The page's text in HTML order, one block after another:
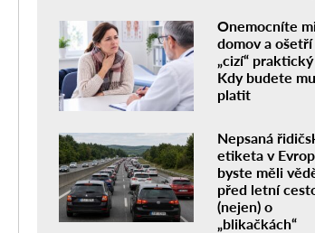
Onemocníte
domov a ošetří
„cizí“
Kdy budete
platit
Nepsaná
etiketa v
byste měli
před letní
(nejen) o
„blikačkách“